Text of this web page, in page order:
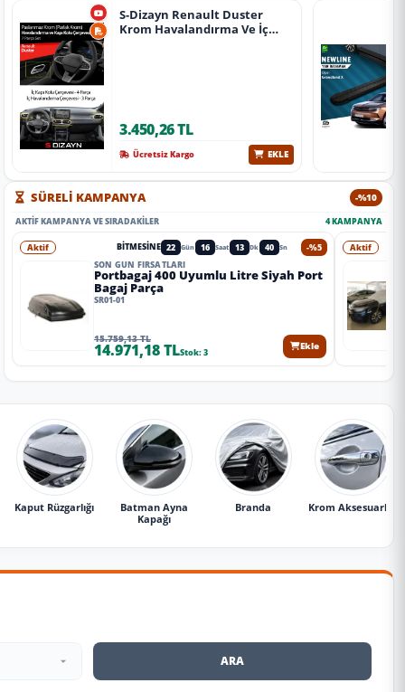
S-Dizayn Renault Duster
Krom Havalandırma Ve İç
3.450,26 TL
Ücretsiz Kargo EKLE
SÜRELİ KAMPANYA -%10
AKTIF KAMPANYA VE SIRADAKILER 4 KAMPANYA
-%5
Aktif BITMESINE 22 Gün 16 Saat 13 Dk 38 Sn
SON GÜN FIRSATLARI
Portbagaj 400 Uyumlu Litre Siyah Port
Bagaj Parça
SR01-01
15.759,13 TL
14.971,18 TLStok: 3
Ekle
Aktif
Kaput Rüzgarlığı
Batman Ayna
Kapağı
Branda Krom Aksesuarlar
ARA